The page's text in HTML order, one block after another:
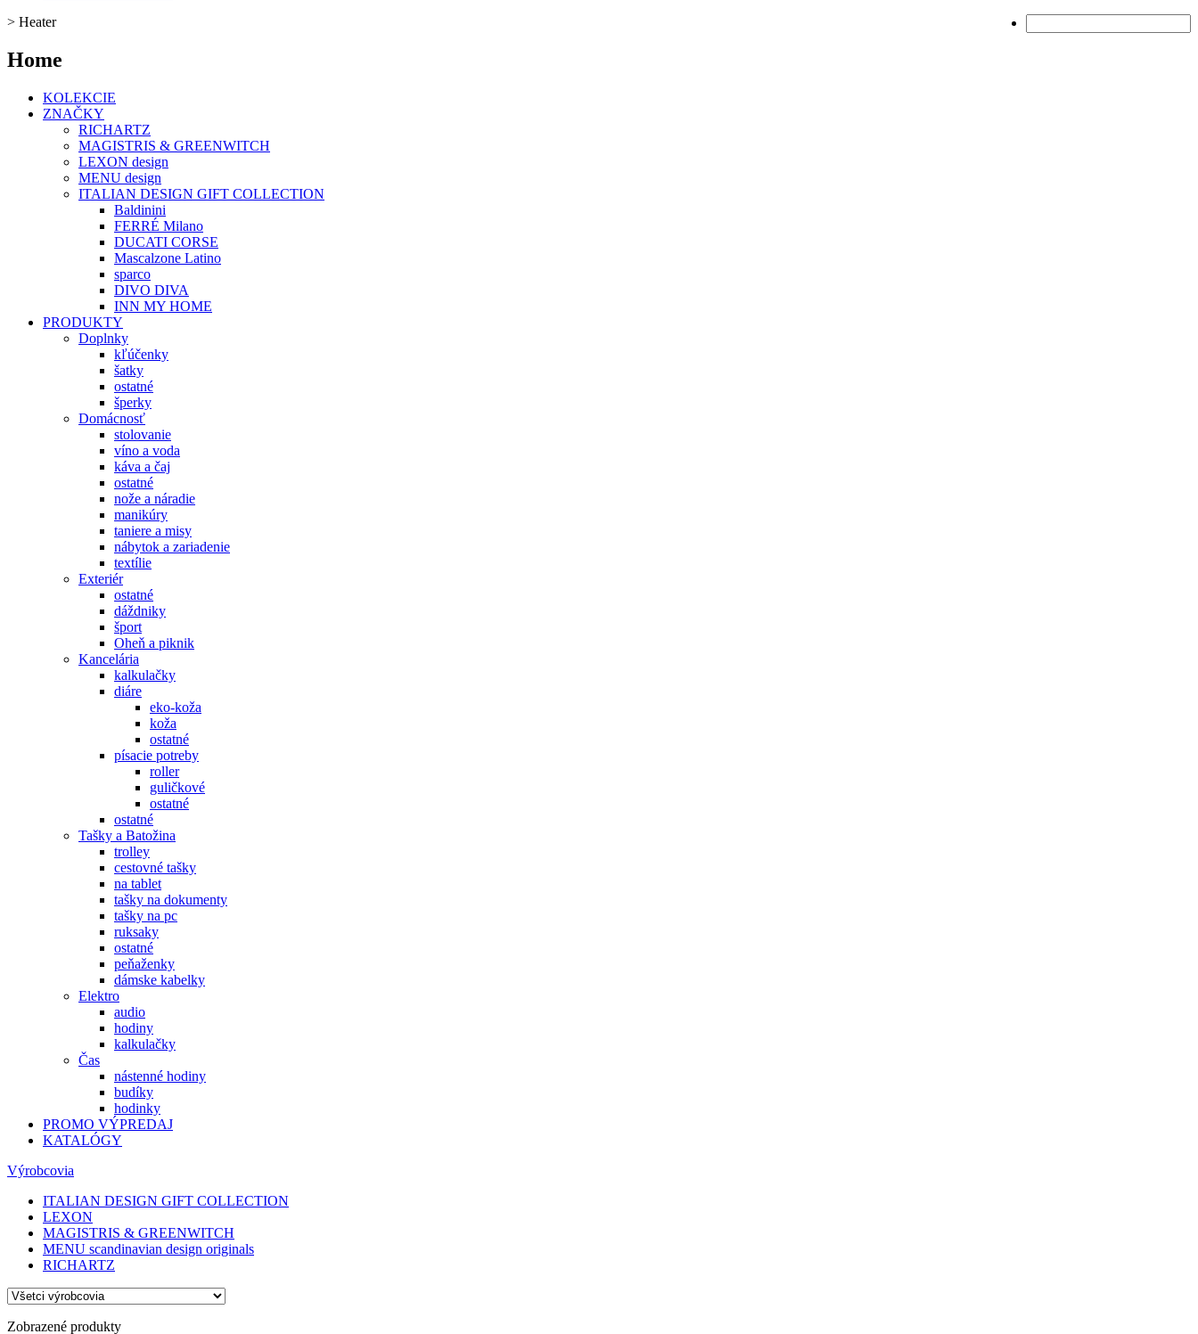
> Heater
Home
KOLEKCIE
ZNAČKY
RICHARTZ
MAGISTRIS & GREENWITCH
LEXON design
MENU design
ITALIAN DESIGN GIFT COLLECTION
Baldinini
FERRÉ Milano
DUCATI CORSE
Mascalzone Latino
sparco
DIVO DIVA
INN MY HOME
PRODUKTY
Doplnky
kľúčenky
šatky
ostatné
šperky
Domácnosť
stolovanie
víno a voda
káva a čaj
ostatné
nože a náradie
manikúry
taniere a misy
nábytok a zariadenie
textílie
Exteriér
ostatné
dáždniky
šport
Oheň a piknik
Kancelária
kalkulačky
diáre
eko-koža
koža
ostatné
písacie potreby
roller
guličkové
ostatné
ostatné
Tašky a Batožina
trolley
cestovné tašky
na tablet
tašky na dokumenty
tašky na pc
ruksaky
ostatné
peňaženky
dámske kabelky
Elektro
audio
hodiny
kalkulačky
Čas
nástenné hodiny
budíky
hodinky
PROMO VÝPREDAJ
KATALÓGY
Výrobcovia
ITALIAN DESIGN GIFT COLLECTION
LEXON
MAGISTRIS & GREENWITCH
MENU scandinavian design originals
RICHARTZ
Zobrazené produkty